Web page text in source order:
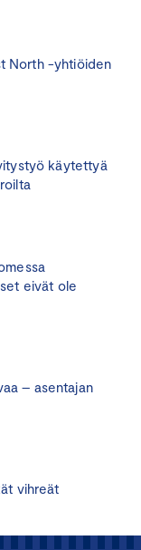
North -yhtiöiden
käytettyä
eivät ole
– asentajan
vihreät